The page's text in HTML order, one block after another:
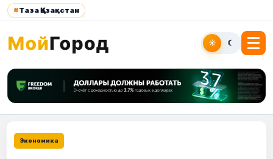
#Таза Қазақстан
☀ ☾
Экономика